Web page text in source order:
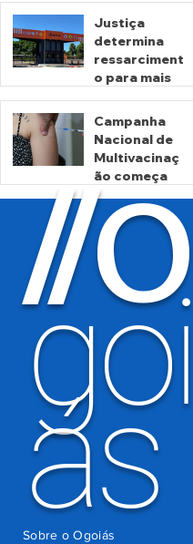
Justiça
determina
ressarciment
o para mais
motoristas
por
cobrança
indevida do
Detran-GO
há 1 dia
Campanha
Nacional de
Multivacinaç
ão começa
nesta
segunda
há 2 dias
//O
goi
ás
Sobre o Ogoiás